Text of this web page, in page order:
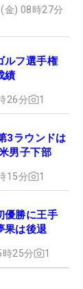
金) 08時27分
ルフ選手権
績
26分 1
3ラウンドは
男子下部
15分 1
優勝に王手
果は後退
時25分 1